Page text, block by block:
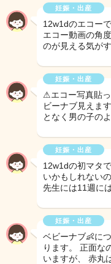
妊娠・出産
12w1dのエコー
エコー動画の角
のが見える気が
妊娠・出産
⚠︎エコー写真貼
ビーナブ見えま
となく男の子の
妊娠・出産
12w1dの初マタ
いかもしれない
先生には11週に
妊娠・出産
ベビーナブ👶に
ります。 正面な
いますが、 赤丸